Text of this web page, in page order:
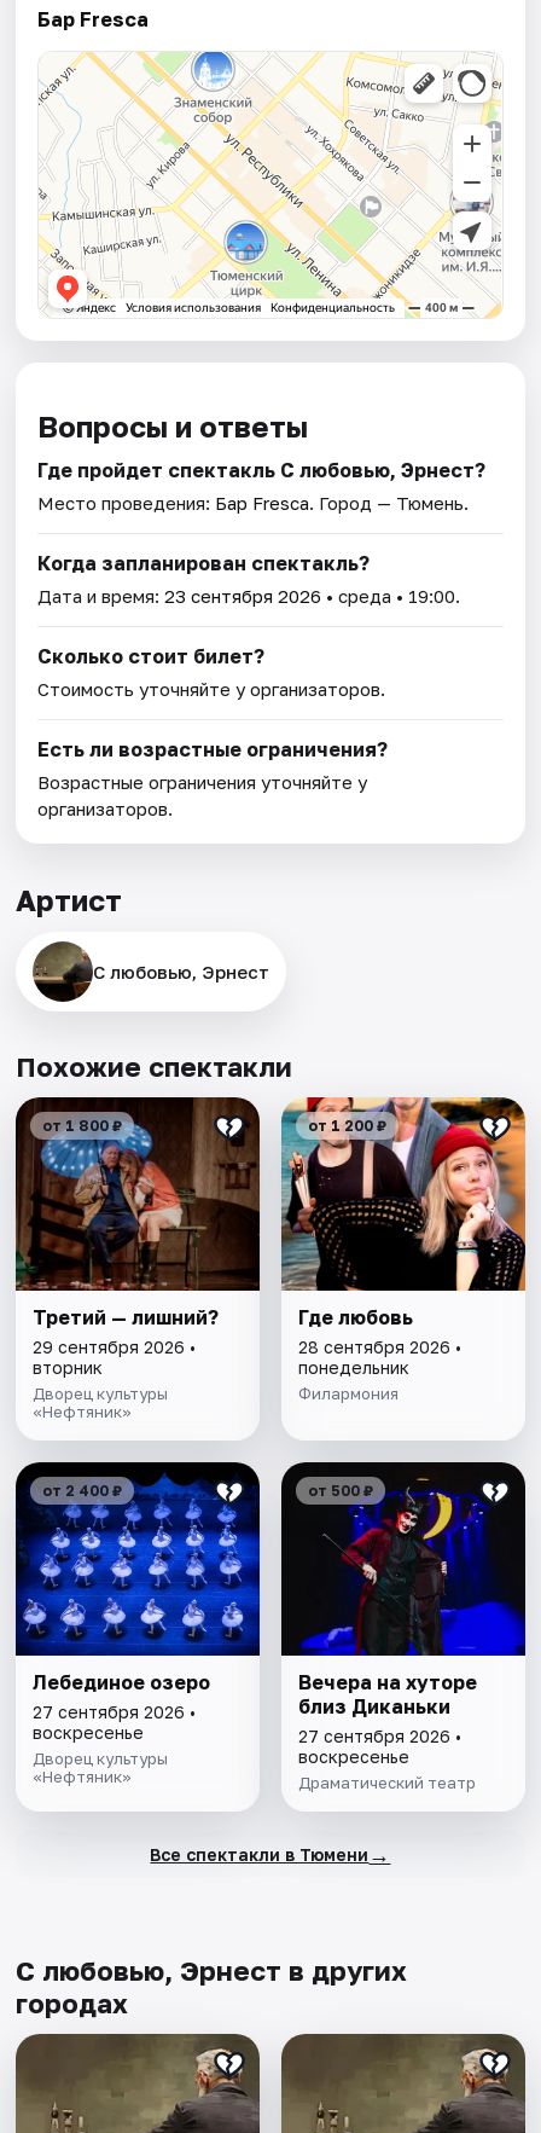
Бар Fresca
Вопросы и ответы
Где пройдет спектакль С любовью, Эрнест?
Место проведения: Бар Fresca. Город — Тюмень.
Когда запланирован спектакль?
Дата и время:23 сентября 2026 • среда • 19:00.
Сколько стоит билет?
Стоимость уточняйте у организаторов.
Есть ли возрастные ограничения?
Возрастные ограничения уточняйте у
организаторов.
Артист
С любовью, Эрнест
Похожие спектакли
от 1 800 ₽
Третий — лишний?
29 сентября 2026 •
вторник
Дворец культуры
«Нефтяник»
от 1 200 ₽
Где любовь
28 сентября 2026 •
понедельник
Филармония
от 2 400 ₽
Лебединое озеро
27 сентября 2026 •
воскресенье
Дворец культуры
«Нефтяник»
от 500 ₽
Вечера на хуторе
близ Диканьки
27 сентября 2026 •
воскресенье
Драматический театр
Все спектакли в Тюмени →
С любовью, Эрнест в других
городах